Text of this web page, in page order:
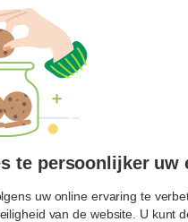
te persoonlijker uw
uw online ervaring te
van de website. U kunt